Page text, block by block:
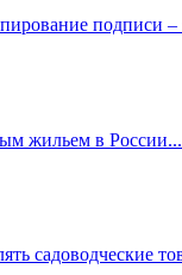
подписи –
жильем в России...
садоводческие